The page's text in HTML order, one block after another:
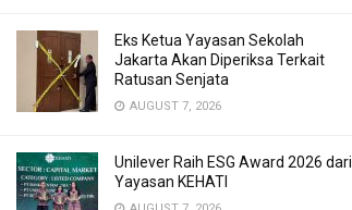
Eks Ketua Yayasan Sekolah
Jakarta Akan Diperiksa Terkait
Ratusan Senjata
AUGUST 7, 2026
Unilever Raih ESG Award 2026 dari
Yayasan KEHATI